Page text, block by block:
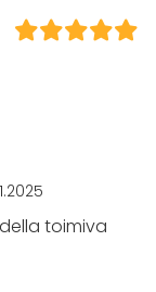
toimiva